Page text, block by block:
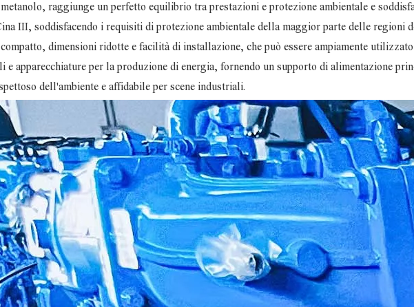
raggiunge un perfetto equilibrio tra prestazioni e protezione ambientale e
III, soddisfacendo i requisiti di protezione ambientale della maggior parte delle regioni
dimensioni ridotte e facilità di installazione, che può essere ampiamente
e apparecchiature per la produzione di energia, fornendo un supporto di alimentazione
dell'ambiente e affidabile per scene industriali.